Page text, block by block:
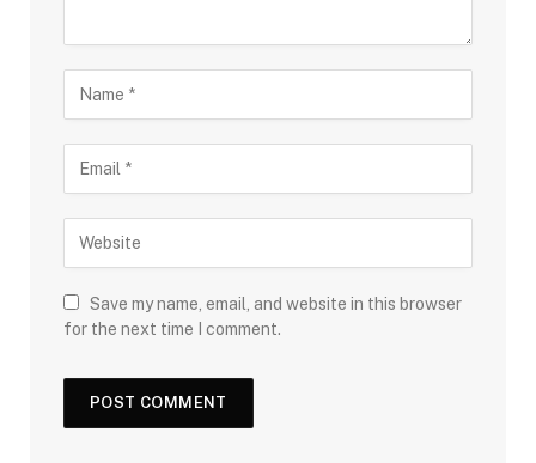
Save my name, email, and website in this browser
for the next time I comment.